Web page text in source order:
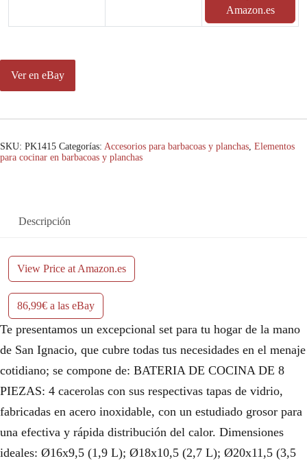
Amazon.es
Ver en eBay
SKU: PK1415 Categorías: Accesorios para barbacoas y planchas, Elementos
para cocinar en barbacoas y planchas
Descripción
View Price at Amazon.es
86,99€ a las eBay
Te presentamos un excepcional set para tu hogar de la mano
de San Ignacio, que cubre todas tus necesidades en el menaje
cotidiano; se compone de: BATERIA DE COCINA DE 8
PIEZAS: 4 cacerolas con sus respectivas tapas de vidrio,
fabricadas en acero inoxidable, con un estudiado grosor para
una efectiva y rápida distribución del calor. Dimensiones
ideales: Ø16x9,5 (1,9 L); Ø18x10,5 (2,7 L); Ø20x11,5 (3,5